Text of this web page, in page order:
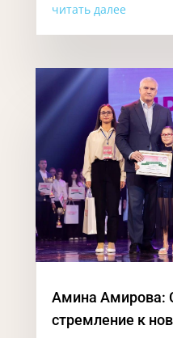
читать далее
Амина Амирова:
стремление к